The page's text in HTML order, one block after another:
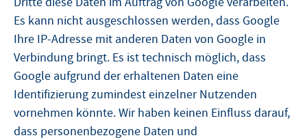
Es kann nicht ausgeschlossen werden, dass Google
Ihre IP-Adresse mit anderen Daten von Google in
Verbindung bringt. Es ist technisch möglich, dass
Google aufgrund der erhaltenen Daten eine
Identifizierung zumindest einzelner Nutzenden
vornehmen könnte. Wir haben keinen Einfluss darauf,
dass personenbezogene Daten und